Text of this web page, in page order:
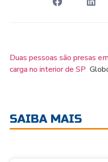
Duas pessoas são presas
carga no interior de SP
SAIBA MAIS